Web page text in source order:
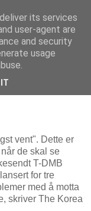
vent". Dette er
de skal se
T-DMB
for tre
med å motta
skriver The Korea
its services
user-agent are
and security
usage